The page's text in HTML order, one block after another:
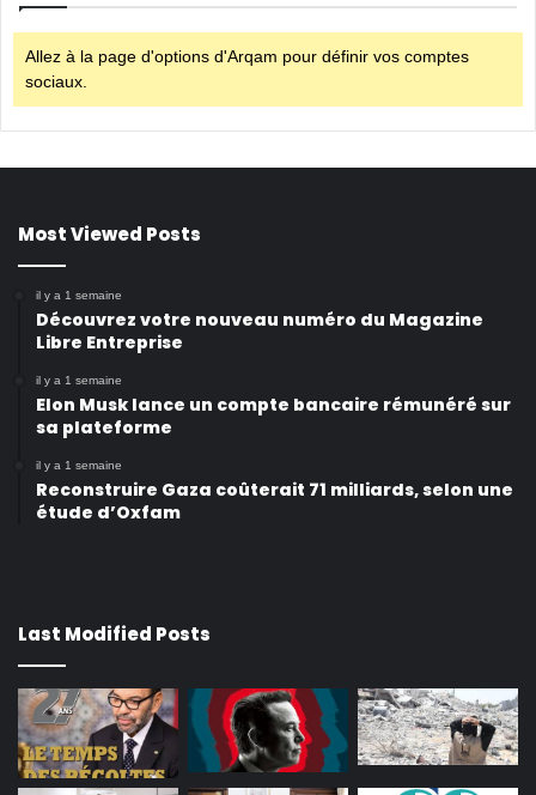
Allez à la page d'options d'Arqam pour définir vos comptes
sociaux.
Most Viewed Posts
il y a 1 semaine
Découvrez votre nouveau numéro du Magazine
Libre Entreprise
il y a 1 semaine
Elon Musk lance un compte bancaire rémunéré sur
sa plateforme
il y a 1 semaine
Reconstruire Gaza coûterait 71 milliards, selon une
étude d’Oxfam
Last Modified Posts